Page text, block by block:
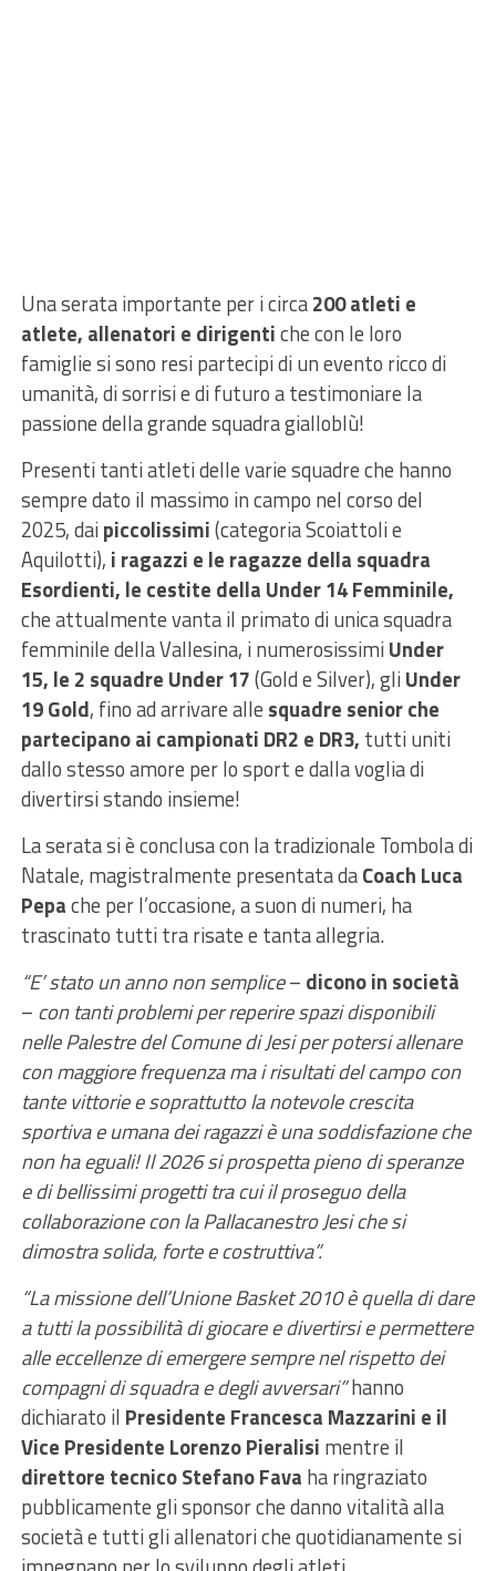
Una serata importante per i circa200 atleti e
atlete, allenatori e dirigentiche con le loro
famiglie si sono resi partecipi di un evento ricco di
umanità, di sorrisi e di futuro a testimoniare la
passione della grande squadra gialloblù!
Presenti tanti atleti delle varie squadre che hanno
sempre dato il massimo in campo nel corso del
2025, daipiccolissimi(categoria Scoiattoli e
Aquilotti), i ragazzi e le ragazze della squadra
Esordienti, le cestite della Under 14 Femminile,
che attualmente vanta il primato di unica squadra
femminile della Vallesina, i numerosissimiUnder
15, le 2 squadre Under 17(Gold e Silver), gliUnder
19 Gold, fino ad arrivare alle squadre senior che
partecipano ai campionati DR2 e DR3, tutti uniti
dallo stesso amore per lo sport e dalla voglia di
divertirsi stando insieme!
La serata si è conclusa con la tradizionale Tombola di
Natale, magistralmente presentata daCoach Luca
Pepache per l’occasione, a suon di numeri, ha
trascinato tutti tra risate e tanta allegria.
“E’ stato un anno non semplice– dicono in società
– con tanti problemi per reperire spazi disponibili
nelle Palestre del Comune di Jesi per potersi allenare
con maggiore frequenza ma i risultati del campo con
tante vittorie e soprattutto la notevole crescita
sportiva e umana dei ragazzi è una soddisfazione che
non ha eguali! Il 2026 si prospetta pieno di speranze
e di bellissimi progetti tra cui il proseguo della
collaborazione con la Pallacanestro Jesi che si
dimostra solida, forte e costruttiva”.
“La missione dell’Unione Basket 2010 è quella di dare
a tutti la possibilità di giocare e divertirsi e permettere
alle eccellenze di emergere sempre nel rispetto dei
compagni di squadra e degli avversari”hanno
dichiarato il Presidente Francesca Mazzarini e il
Vice Presidente Lorenzo Pieralisi mentre il
direttore tecnico Stefano Fava ha ringraziato
pubblicamente gli sponsor che danno vitalità alla
società e tutti gli allenatori che quotidianamente si